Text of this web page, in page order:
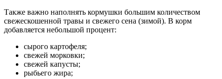
Также важно наполнять кормушки большим количеством
свежескошенной травы и свежего сена (зимой). В корм
добавляется небольшой процент:
сырого картофеля;
свежей морковки;
свежей капусты;
рыбьего жира;